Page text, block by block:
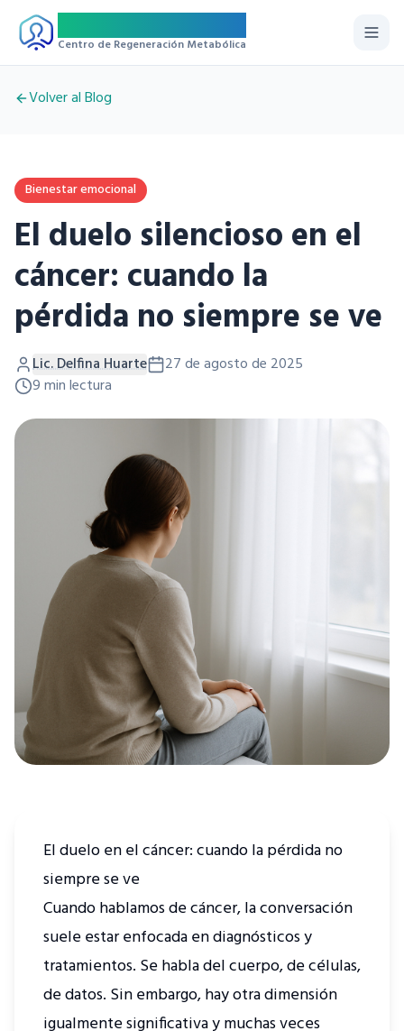
Centro de Regeneración Metabólica
Volver al Blog
Bienestar emocional
El duelo silencioso en el
cáncer: cuando la
pérdida no siempre se ve
Lic. Delfina Huarte
27 de agosto de 2025
9 min lectura
El duelo en el cáncer: cuando la pérdida no
siempre se ve
Cuando hablamos de cáncer, la conversación
suele estar enfocada en diagnósticos y
tratamientos. Se habla del cuerpo, de células,
de datos. Sin embargo, hay otra dimensión
igualmente significativa y muchas veces